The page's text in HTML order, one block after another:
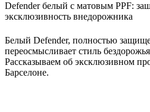
Defender белый с матовым PPF:
эксклюзивность внедорожника
Белый Defender, полностью
переосмысливает стиль
Рассказываем об эксклюзивном
Барселоне.